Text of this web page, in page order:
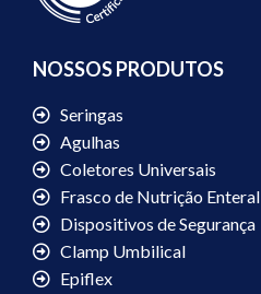
NOSSOS PRODUTOS
Seringas
Agulhas
Coletores Universais
Frasco de Nutrição Enteral
Dispositivos de Segurança
Clamp Umbilical
Epiflex